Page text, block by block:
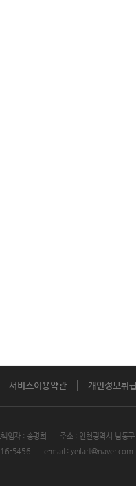
서비스이용약관 개인정보취
임자 : 송명희
주소 : 인천광역시 남동
5456
e-mail : yeilart@naver.com